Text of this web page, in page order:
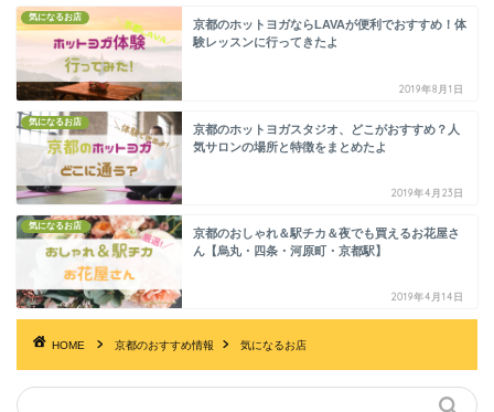
気になるお店
京都のホットヨガならLAVAが便利でおすすめ！体
験レッスンに行ってきたよ
2019年8月1日
気になるお店
京都のホットヨガスタジオ、どこがおすすめ？人
気サロンの場所と特徴をまとめたよ
2019年4月23日
気になるお店
京都のおしゃれ＆駅チカ＆夜でも買えるお花屋さ
ん【烏丸・四条・河原町・京都駅】
2019年4月14日
HOME 京都のおすすめ情報 気になるお店